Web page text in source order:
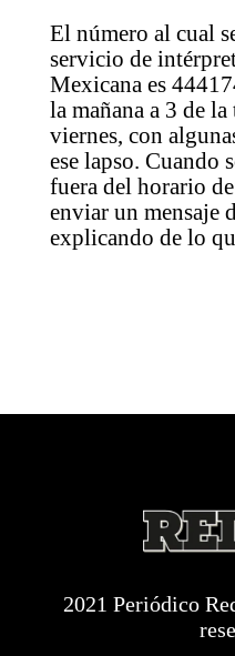
El número al cual
servicio de
Mexicana es
la mañana a 3 de
viernes, con
ese lapso. Cuando
fuera del horario
enviar un mensaje
explicando de lo
2021 Periódico